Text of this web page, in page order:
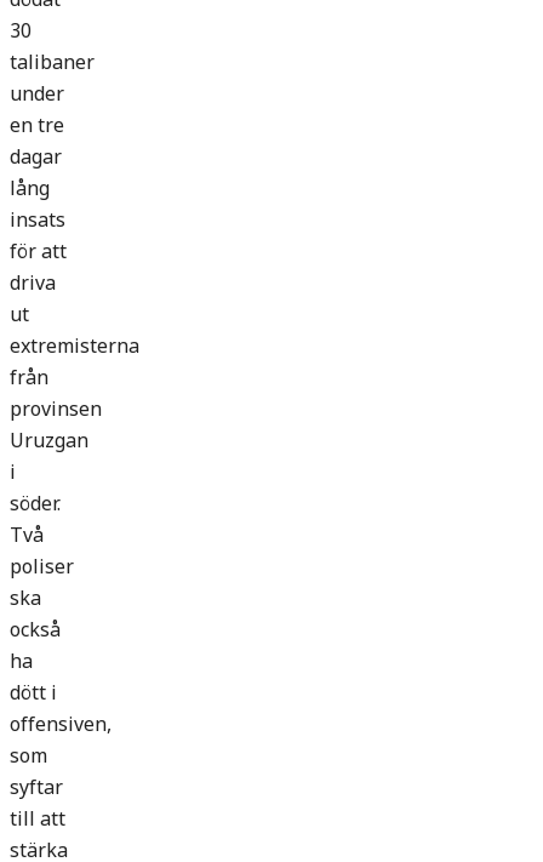
30
talibaner
under
en tre
dagar
lång
insats
för att
driva
ut
extremisterna
från
provinsen
Uruzgan
i
söder.
Två
poliser
ska
också
ha
dött i
offensiven,
som
syftar
till att
stärka